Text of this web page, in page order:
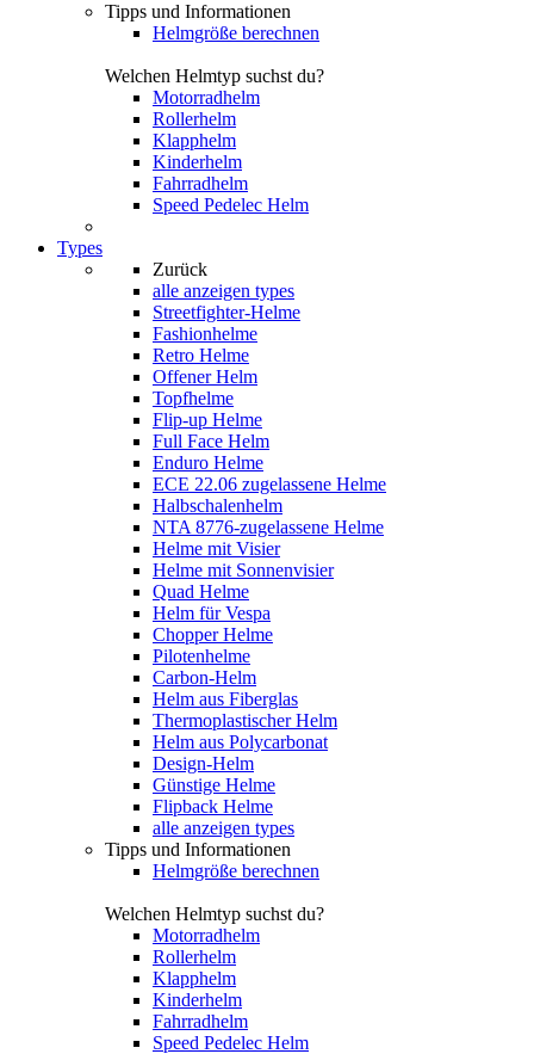
Tipps und Informationen
Helmgröße berechnen
Welchen Helmtyp suchst du?
Motorradhelm
Rollerhelm
Klapphelm
Kinderhelm
Fahrradhelm
Speed Pedelec Helm
Types
Zurück
alle anzeigen types
Streetfighter-Helme
Fashionhelme
Retro Helme
Offener Helm
Topfhelme
Flip-up Helme
Full Face Helm
Enduro Helme
ECE 22.06 zugelassene Helme
Halbschalenhelm
NTA 8776-zugelassene Helme
Helme mit Visier
Helme mit Sonnenvisier
Quad Helme
Helm für Vespa
Chopper Helme
Pilotenhelme
Carbon-Helm
Helm aus Fiberglas
Thermoplastischer Helm
Helm aus Polycarbonat
Design-Helm
Günstige Helme
Flipback Helme
alle anzeigen types
Tipps und Informationen
Helmgröße berechnen
Welchen Helmtyp suchst du?
Motorradhelm
Rollerhelm
Klapphelm
Kinderhelm
Fahrradhelm
Speed Pedelec Helm